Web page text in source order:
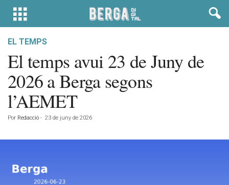
EL TEMPS
El temps avui 23 de Juny de
2026 a Berga segons
l’AEMET
Por Redacció - 23 de juny de 2026